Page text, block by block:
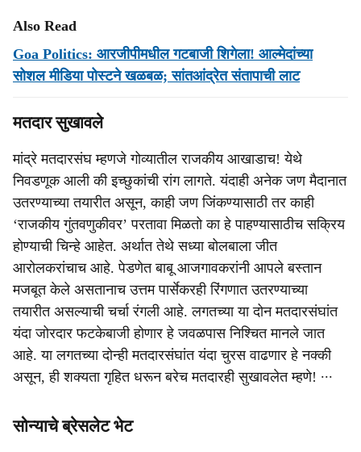
Also Read
Goa Politics: आरजीपीमधील गटबाजी शिगेला! आल्मेदांच्या
सोशल मीडिया पोस्टने खळबळ; सांतआंद्रेत संतापाची लाट
मतदार सुखावले
मांद्रे मतदारसंघ म्हणजे गोव्यातील राजकीय आखाडाच! येथे
निवडणूक आली की इच्छुकांची रांग लागते. यंदाही अनेक जण मैदानात
उतरण्याच्या तयारीत असून, काही जण जिंकण्यासाठी तर काही
‘राजकीय गुंतवणुकीवर’ परतावा मिळतो का हे पाहण्यासाठीच सक्रिय
होण्‍याची चिन्‍हे आहेत. अर्थात तेथे सध्‍या बोलबाला जीत
आरोलकरांचाच आहे. पेडणेत बाबू आजगावकरांनी आपले बस्तान
मजबूत केले असतानाच उत्तम पार्सेकरही रिंगणात उतरण्याच्या
तयारीत असल्याची चर्चा रंगली आहे. लगतच्या या दोन मतदारसंघांत
यंदा जोरदार फटकेबाजी होणार हे जवळपास निश्चित मानले जात
आहे. या लगतच्‍या दोन्‍ही मतदारसंघांत यंदा चुरस वाढणार हे नक्‍की
असून, ही शक्‍यता गृहित धरून बरेच मतदारही सुखावलेत म्‍हणे! ∙∙∙
सोन्याचे ब्रेसलेट भेट